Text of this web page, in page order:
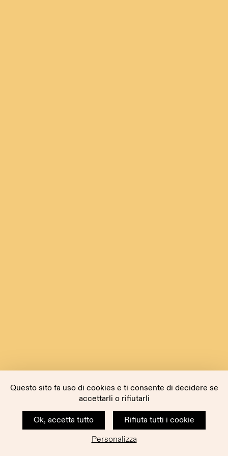
Questo sito fa uso di cookies e ti consente di decidere se
accettarli o rifiutarli
Ok, accetta tutto
Rifiuta tutti i cookie
Personalizza